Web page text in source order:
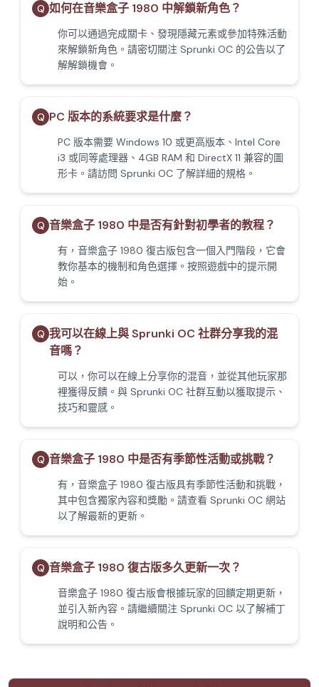
Q 如何在音樂盒子 1980 中解鎖新角色？
你可以通過完成關卡、發現隱藏元素或參加特殊活動
來解鎖新角色。請密切關注 Sprunki OC 的公告以了
解解鎖機會。
Q PC 版本的系統要求是什麼？
PC 版本需要 Windows 10 或更高版本、Intel Core
i3 或同等處理器、4GB RAM 和 DirectX 11 兼容的圖
形卡。請訪問 Sprunki OC 了解詳細的規格。
Q 音樂盒子 1980 中是否有針對初學者的教程？
有，音樂盒子 1980 復古版包含一個入門階段，它會
教你基本的機制和角色選擇。按照遊戲中的提示開
始。
Q 我可以在線上與 Sprunki OC 社群分享我的混
音嗎？
可以，你可以在線上分享你的混音，並從其他玩家那
裡獲得反饋。與 Sprunki OC 社群互動以獲取提示、
技巧和靈感。
Q 音樂盒子 1980 中是否有季節性活動或挑戰？
有，音樂盒子 1980 復古版具有季節性活動和挑戰，
其中包含獨家內容和獎勵。請查看 Sprunki OC 網站
以了解最新的更新。
Q 音樂盒子 1980 復古版多久更新一次？
音樂盒子 1980 復古版會根據玩家的回饋定期更新，
並引入新內容。請繼續關注 Sprunki OC 以了解補丁
說明和公告。